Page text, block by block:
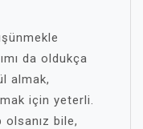
da oldukça
almak,
için yeterli.
bile,